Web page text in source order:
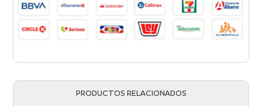
PRODUCTOS RELACIONADOS